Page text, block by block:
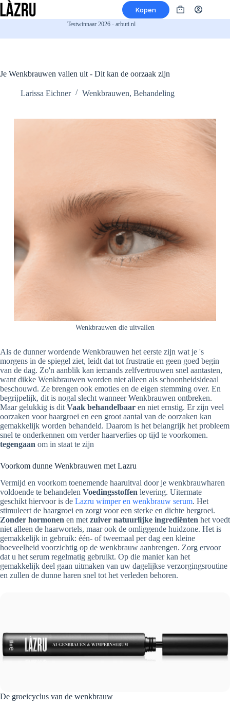
Ga
naar
Kopen Winkelwagen
Testwinnaar 2026 - arbuti.nl
Je Wenkbrauwen vallen uit - Dit kan de oorzaak zijn
Larissa Eichner Wenkbrauwen, Behandeling
Wenkbrauwen die uitvallen
Als de dunner wordende Wenkbrauwen het eerste zijn wat je 's
morgens in de spiegel ziet, leidt dat tot frustratie en geen goed begin
van de dag. Zo'n aanblik kan iemands zelfvertrouwen snel aantasten,
want dikke Wenkbrauwen worden niet alleen als schoonheidsideaal
beschouwd. Ze brengen ook emoties en de eigen stemming over. En
begrijpelijk, dit is nogal slecht wanneer Wenkbrauwen ontbreken.
Maar gelukkig is dit Vaak behandelbaar en niet ernstig. Er zijn veel
oorzaken voor haargroei en een groot aantal van de oorzaken kan
gemakkelijk worden behandeld. Daarom is het belangrijk het probleem
snel te onderkennen om verder haarverlies op tijd te voorkomen.
tegengaan om in staat te zijn
Voorkom dunne Wenkbrauwen met Lazru
Vermijd en voorkom toenemende haaruitval door je wenkbrauwharen
voldoende te behandelen Voedingsstoffen levering. Uitermate
geschikt hiervoor is de Lazru wimper en wenkbrauw serum. Het
stimuleert de haargroei en zorgt voor een sterke en dichte hergroei.
Zonder hormonen en met zuiver natuurlijke ingrediënten het voedt
niet alleen de haarwortels, maar ook de omliggende huidzone. Het is
gemakkelijk in gebruik: één- of tweemaal per dag een kleine
hoeveelheid voorzichtig op de wenkbrauw aanbrengen. Zorg ervoor
dat u het serum regelmatig gebruikt. Op die manier kan het
gemakkelijk deel gaan uitmaken van uw dagelijkse verzorgingsroutine
en zullen de dunne haren snel tot het verleden behoren.
De groeicyclus van de wenkbrauw